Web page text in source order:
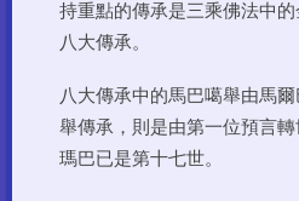
持重點的傳承是三乘佛法中
八大傳承。
八大傳承中的馬巴噶舉由馬
舉傳承，則是由第一位預言
瑪巴已是第十七世。